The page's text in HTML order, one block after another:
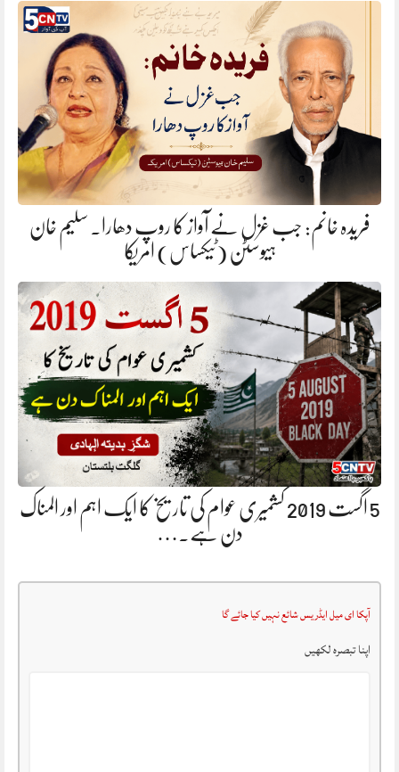
فریدہ خانم: جب غزل نے آواز کا روپ دھارا. سلیم خان
ہیوسٹن (ٹیکساس) امریکا
5 اگست 2019 کشمیری عوام کی تاریخ کا ایک اہم اور المناک
دن ہے.…
آپکا ای میل ایڈریس شائع نہیں کیا جائے گا
اپنا تبصرہ لکھیں